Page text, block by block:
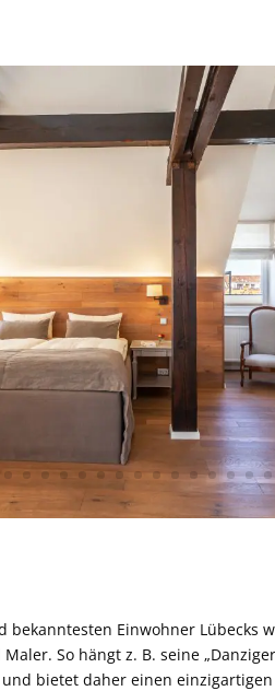
bekanntesten Einwohner
So hängt z. B. seine
bietet daher einen